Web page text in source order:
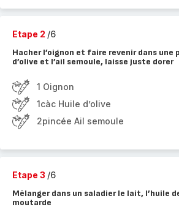
Etape 2 /6
Hacher l’oignon et faire revenir dans une
d’olive et l’ail semoule, laisse juste dorer
1 Oignon
1càc Huile d’olive
2pincée Ail semoule
Etape 3 /6
Mélanger dans un saladier le lait, l’huile
moutarde